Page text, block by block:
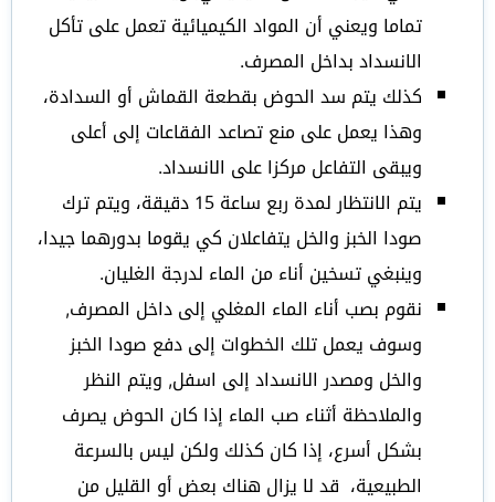
تماما ويعني أن المواد الكيميائية تعمل على تأكل
الانسداد بداخل المصرف.
كذلك يتم سد الحوض بقطعة القماش أو السدادة،
وهذا يعمل على منع تصاعد الفقاعات إلى أعلى
ويبقى التفاعل مركزا على الانسداد.
يتم الانتظار لمدة ربع ساعة 15 دقيقة، ويتم ترك
صودا الخبز والخل يتفاعلان كي يقوما بدورهما جيدا،
وينبغي تسخين أناء من الماء لدرجة الغليان.
نقوم بصب أناء الماء المغلي إلى داخل المصرف,
وسوف يعمل تلك الخطوات إلى دفع صودا الخبز
والخل ومصدر الانسداد إلى اسفل, ويتم النظر
والملاحظة أثناء صب الماء إذا كان الحوض يصرف
بشكل أسرع، إذا كان كذلك ولكن ليس بالسرعة
الطبيعية، قد لا يزال هناك بعض أو القليل من